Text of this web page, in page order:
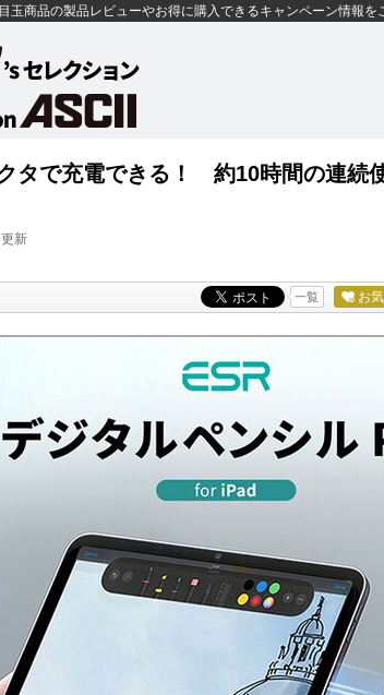
玉商品の製品レビューやお得に購入できるキャンペーン情報を
タで充電できる！ 約10時間の連続
新
一覧 お